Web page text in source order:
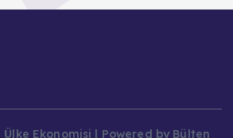
Ekonomisi | Powered by Bülten